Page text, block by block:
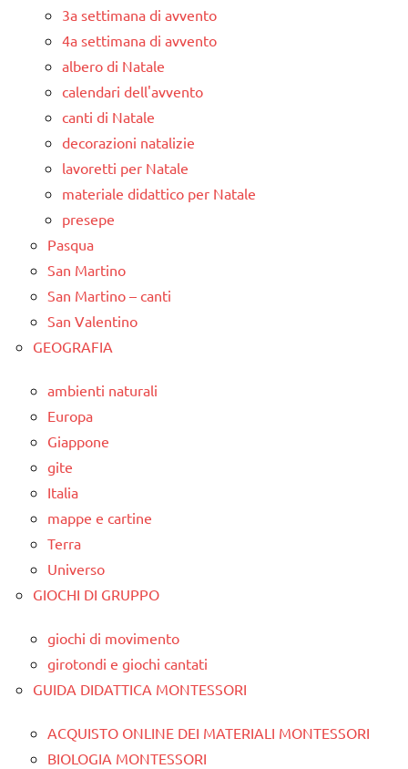
3a settimana di avvento
4a settimana di avvento
albero di Natale
calendari dell'avvento
canti di Natale
decorazioni natalizie
lavoretti per Natale
materiale didattico per Natale
presepe
Pasqua
San Martino
San Martino – canti
San Valentino
GEOGRAFIA
ambienti naturali
Europa
Giappone
gite
Italia
mappe e cartine
Terra
Universo
GIOCHI DI GRUPPO
giochi di movimento
girotondi e giochi cantati
GUIDA DIDATTICA MONTESSORI
ACQUISTO ONLINE DEI MATERIALI MONTESSORI
BIOLOGIA MONTESSORI